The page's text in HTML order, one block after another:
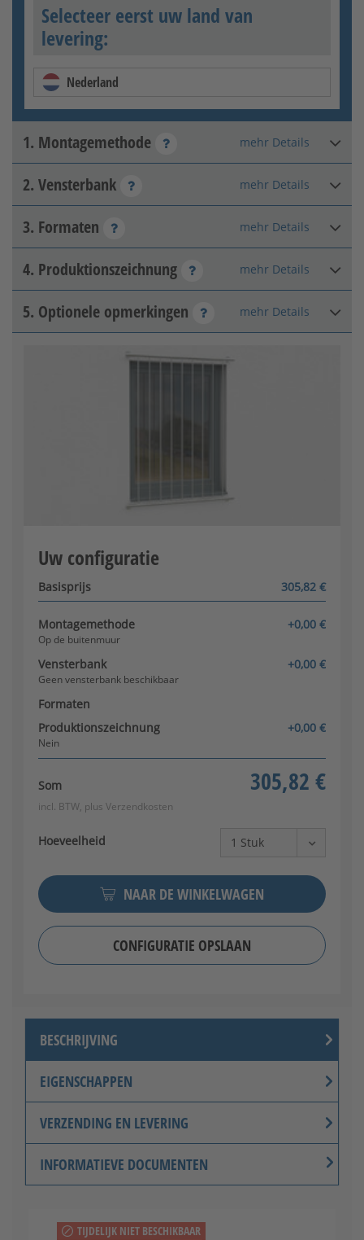
Selecteer eerst uw land van
levering:
Nederland
1. Montagemethode mehr Details
Op de buitenmuur
2. Vensterbank mehr Details
Geen vensterbank
beschikbaar
3. Formaten mehr Details
Hoogte van de negge:
mm
Toelaatbaar bereik: 400 - 2200
Toelaatbaar bereik: 400 - 2400
4. Produktionszeichnung mehr Details
Freigabezeichnung
5. Optionele opmerkingen mehr Details
Uw configuratie
Basisprijs 305,82 €
Montagemethode +0,00 €
Op de buitenmuur
Vensterbank +0,00 €
Geen vensterbank beschikbaar
Formaten
Produktionszeichnung
+0,00 €
Nein
Som 305,82 €
incl. BTW, plus Verzendkosten
Hoeveelheid
NAAR DE WINKELWAGEN
CONFIGURATIE OPSLAAN
Configurator wordt geladen
BESCHRIJVING
EIGENSCHAPPEN
VERZENDING EN LEVERING
INFORMATIEVE DOCUMENTEN
TIJDELIJK NIET BESCHIKBAAR